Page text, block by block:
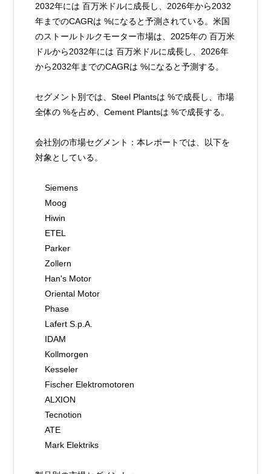
2032年には 百万米ドルに成長し、2026年から2032
年までのCAGRは %になると予測されている。米国
のストールトルクモーター市場は、2025年の 百万米
ドルから2032年には 百万米ドルに成長し、2026年
から2032年までのCAGRは %になると予測する。
セグメント別では、Steel Plantsは %で成長し、市場
全体の %を占め、Cement Plantsは %で成長する。
会社別の市場セグメント：本レポートでは、以下を
対象としている。
    Siemens
    Moog
    Hiwin
    ETEL
    Parker
    Zollern
    Han's Motor
    Oriental Motor
    Phase
    Lafert S.p.A.
    IDAM
    Kollmorgen
    Kesseler
    Fischer Elektromotoren
    ALXION
    Tecnotion
    ATE
    Mark Elektriks